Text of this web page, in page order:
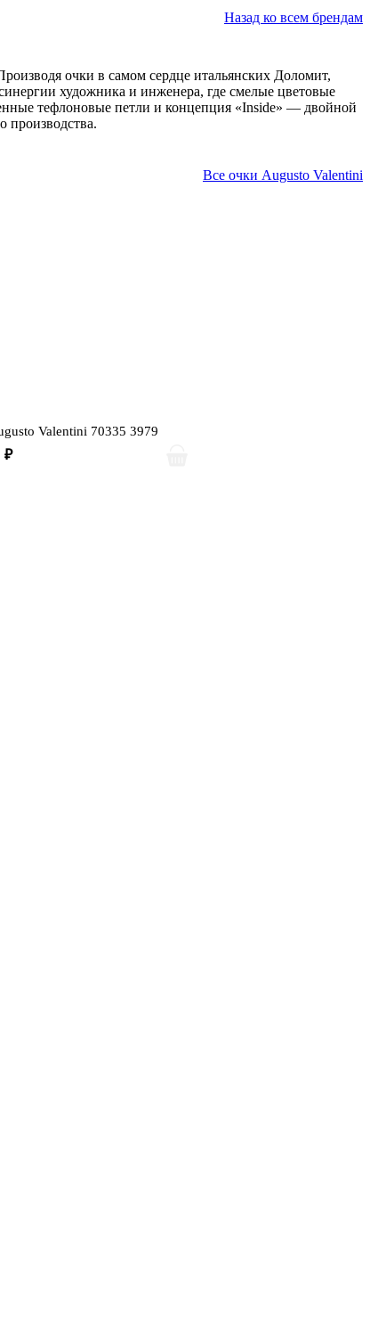
Назад ко всем брендам
очки в самом сердце итальянских Доломит,
художника и инженера, где смелые цветовые
тефлоновые петли и концепция «Inside» — двойной
производства.
Все очки Augusto Valentini
Valentini 70335 3979
₽